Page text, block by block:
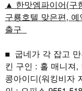
▲ 한맛엠파이어(구
구룡호텔 맞은편,
출구
■ 굽네가 각 잡고
킨 구인 : 홀 매니져
콩아이디(워킹비자